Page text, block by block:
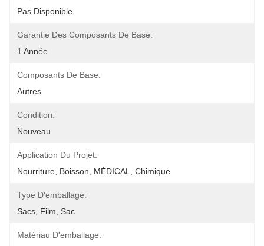
Pas Disponible
Garantie Des Composants De Base:
1 Année
Composants De Base:
Autres
Condition:
Nouveau
Application Du Projet:
Nourriture, Boisson, MÉDICAL, Chimique
Type D'emballage:
Sacs, Film, Sac
Matériau D'emballage: